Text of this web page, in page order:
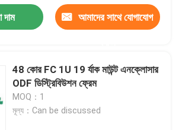
দাম আমাদের সাথে যোগাযোগ
48 কোর FC 1U 19 র্যাক মাউন্ট এনক্লোসার
ODF ডিস্ট্রিবিউশন ফ্রেম
MOQ：1
মূল্য：Can be discussed